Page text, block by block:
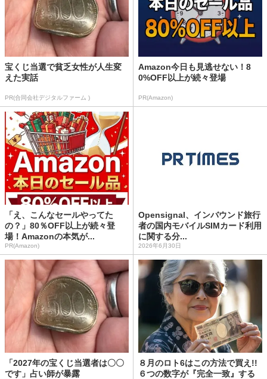
宝くじ当選で貧乏女性が人生変
えた実話
PR(合同会社デジタルファーム )
Amazon今日も見逃せない！8
0%OFF以上が続々登場
PR(Amazon)
「え、こんなセールやってた
の？」80％OFF以上が続々登
場！Amazonの本気が...
PR(Amazon)
Opensignal、インバウンド旅行
者の国内モバイルSIMカード利用
に関する分...
2026年6月30日
「2027年の宝くじ当選者は〇〇
です」占い師が暴露
８月のロト6はこの方法で買え!!
６つの数字が『完全一致』する